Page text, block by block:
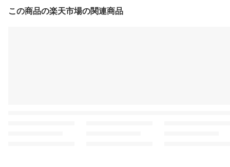
この商品の楽天市場の関連商品